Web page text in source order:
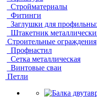
Стройматериалы
Фитинги
Заглушки для
Штакетник
Строительные ограждения
Профнастил
Сетка металлическая
Винтовые сваи
Петли